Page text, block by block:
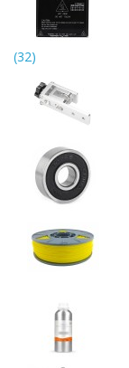
(32)